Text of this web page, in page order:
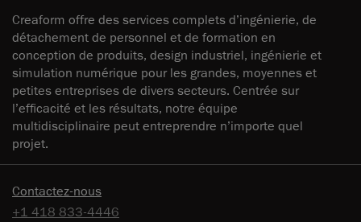
Creaform offre des services complets d’ingénierie, de
détachement de personnel et de formation en
conception de produits, design industriel, ingénierie et
simulation numérique pour les grandes, moyennes et
petites entreprises de divers secteurs. Centrée sur
l’efficacité et les résultats, notre équipe
multidisciplinaire peut entreprendre n’importe quel
projet.
Contactez-nous
+1 418 833-4446